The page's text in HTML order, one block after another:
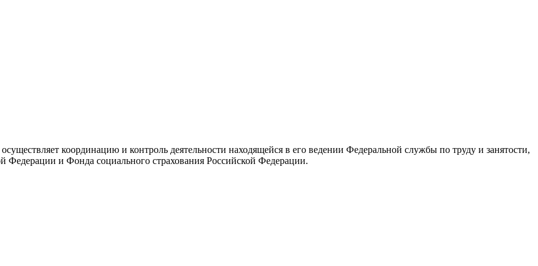
координацию и контроль деятельности находящейся в его ведении Федеральной службы по труду и занятости,
Федерации и Фонда социального страхования Российской Федерации.